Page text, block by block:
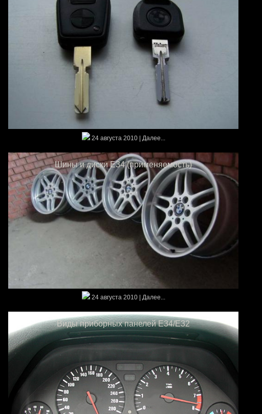
24 августа 2010 | Далее...
Шины и диски E34 (применяемость)
24 августа 2010 | Далее...
Виды приборных панелей E34/E32